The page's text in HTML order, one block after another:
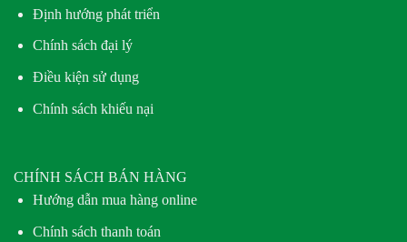
Định hướng phát triển
Chính sách đại lý
Điều kiện sử dụng
Chính sách khiếu nại
CHÍNH SÁCH BÁN HÀNG
Hướng dẫn mua hàng online
Chính sách thanh toán